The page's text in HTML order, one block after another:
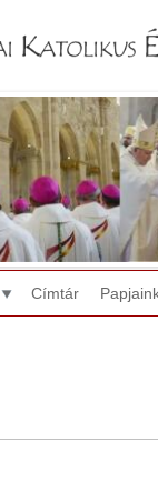
Címtár